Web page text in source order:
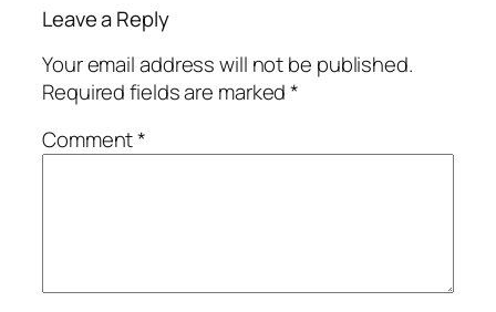
Leave a Reply
Your email address will not be published.
Required fields are marked*
Comment*